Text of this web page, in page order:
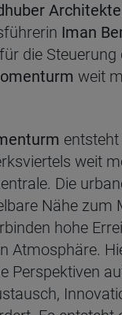
Iman
die Steuerung
weit
weit
Die
Nähe zum
hohe
Atmosphäre.
Perspektiven